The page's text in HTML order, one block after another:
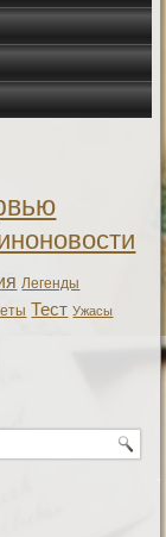
Легенды
Тест Ужасы